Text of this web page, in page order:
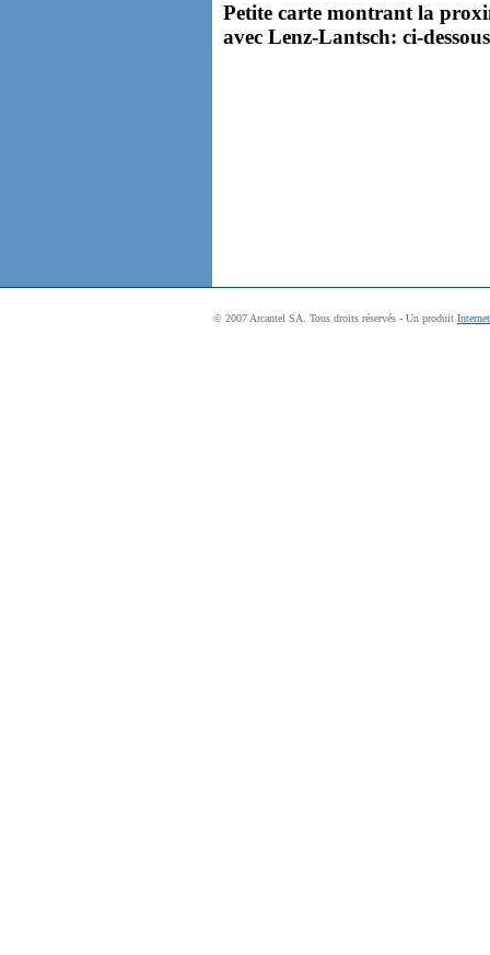
Petite carte montrant la
avec Lenz-Lantsch: ci-
© 2007 Arcantel SA. Tous droits réservés - Un produit